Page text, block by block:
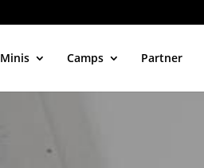
Minis Camps Partner